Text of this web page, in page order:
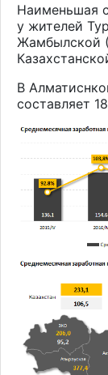
Наименьшая
у жителей
Жамбылской
В
составляет